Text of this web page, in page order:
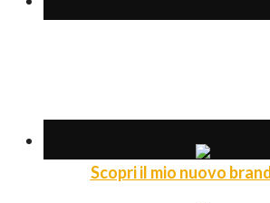
Scopri il mio nuovo